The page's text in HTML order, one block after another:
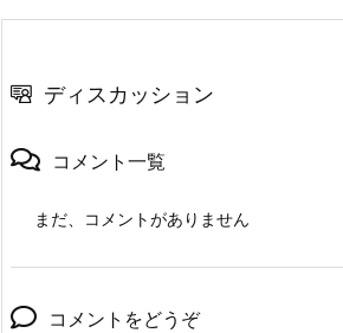
ディスカッション
コメント一覧
まだ、コメントがありません
コメントをどうぞ